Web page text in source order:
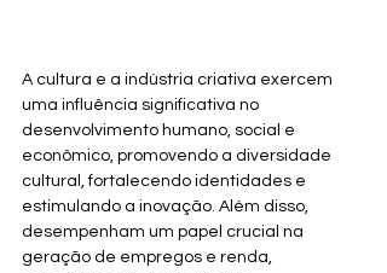
A cultura e a indústria criativa exercem
uma influência significativa no
desenvolvimento humano, social e
econômico, promovendo a diversidade
cultural, fortalecendo identidades e
estimulando a inovação. Além disso,
desempenham um papel crucial na
geração de empregos e renda,